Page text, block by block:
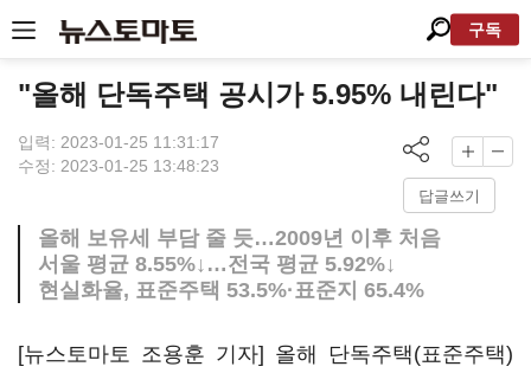
구독
"올해 단독주택 공시가 5.95% 내린다"
입력: 2023-01-25 11:31:17
수정: 2023-01-25 13:48:23
답글쓰기
올해 보유세 부담 줄 듯…2009년 이후 처음
서울 평균 8.55%↓…전국 평균 5.92%↓
현실화율, 표준주택 53.5%·표준지 65.4%
[뉴스토마토 조용훈 기자] 올해 단독주택(표준주택)